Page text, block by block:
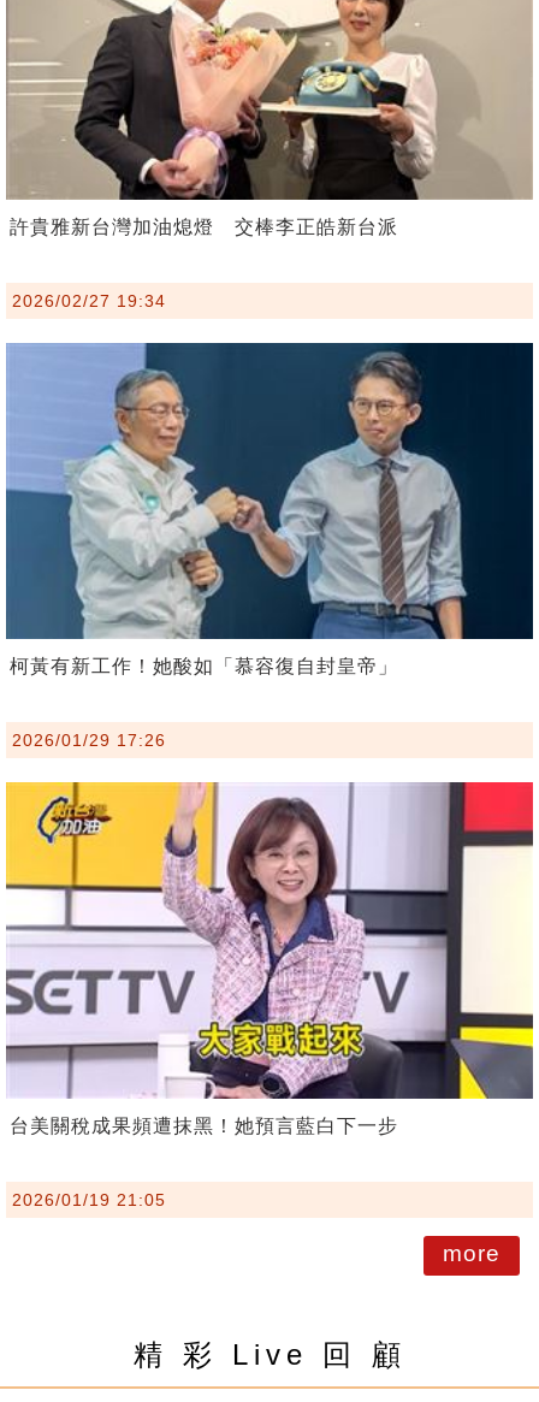
許貴雅新台灣加油熄燈 交棒李正皓新台派
2026/02/27 19:34
柯黃有新工作！她酸如「慕容復自封皇帝」
2026/01/29 17:26
台美關稅成果頻遭抹黑！她預言藍白下一步
2026/01/19 21:05
more
精 彩 Live 回 顧